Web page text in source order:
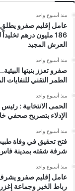
منذ أسبوع واحد
عامل إقليم صفرو يطلق
186 مليون درهم
العرش المجيد
منذ أسبوع واحد
صفرو تعزز بنيتها
الطمر التقني للنفايات
منذ أسبوع واحد
الحمى الانتخابية :
الإدلاء بتصريح صحفي
منذ أسبوع واحد
فتح تحقيق في وفاة
شرفة شقته بمدينة
منذ أسبوع واحد
عامل إقليم صفرو
رباط الخير وجماعة